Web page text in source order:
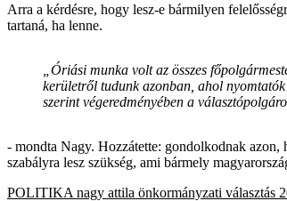
Arra a kérdésre, hogy lesz-e bármilyen
tartaná, ha lenne.
„Óriási munka volt az összes
kerületről tudunk azonban, ahol
szerint végeredményében a
- mondta Nagy. Hozzátette: gondolkodnak
szabályra lesz szükség, ami bármely
POLITIKA nagy attila önkormányzati választás